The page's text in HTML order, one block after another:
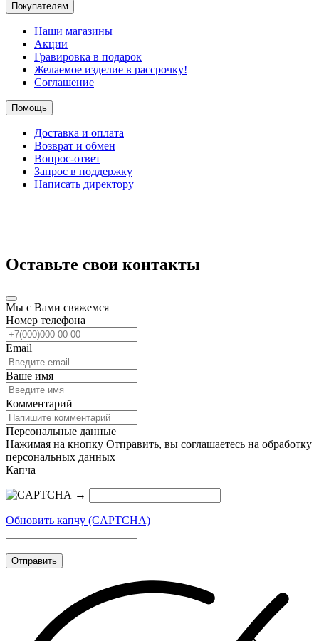
Покупателям
Наши магазины
Акции
Гравировка в подарок
Желаемое изделие в рассрочку!
Соглашение
Помощь
Доставка и оплата
Возврат и обмен
Вопрос-ответ
Запрос в поддержку
Написать директору
Оставьте свои контакты
Мы с Вами свяжемся
Номер телефона
Email
Ваше имя
Комментарий
Персональные данные
Нажимая на кнопку Отправить, вы соглашаетесь на обработку
персональных данных
Капча
→
Обновить капчу (CAPTCHA)
Отправить